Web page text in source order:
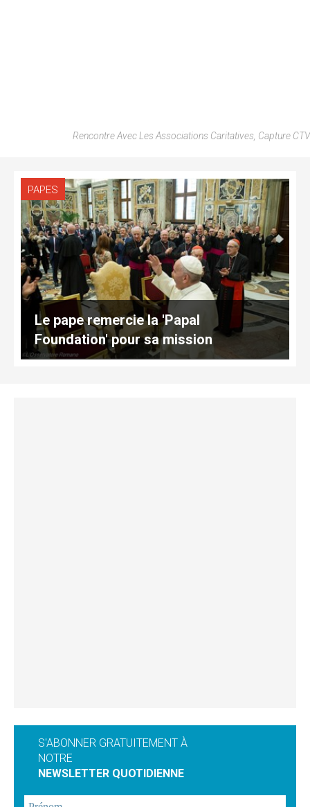
Rencontre Avec Les Associations Caritatives, Capture CTV
PAPES
Le pape remercie la 'Papal
Foundation' pour sa mission
S'ABONNER GRATUITEMENT À
NOTRE
NEWSLETTER QUOTIDIENNE